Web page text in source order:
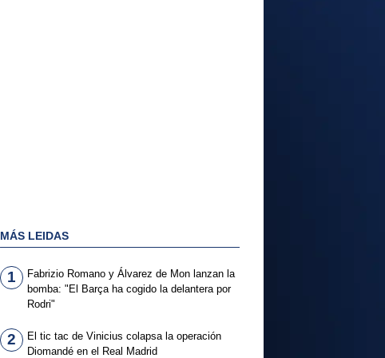
MÁS LEIDAS
1
Fabrizio Romano y Álvarez de Mon lanzan la
bomba: "El Barça ha cogido la delantera por
Rodri"
2
El tic tac de Vinicius colapsa la operación
Diomandé en el Real Madrid